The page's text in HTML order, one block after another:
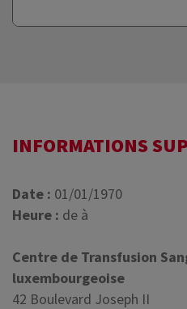
INFORMATIONS
Date : 01/01/1970
Heure : de à
Centre de Transfusion
luxembourgeoise
42 Boulevard Joseph II